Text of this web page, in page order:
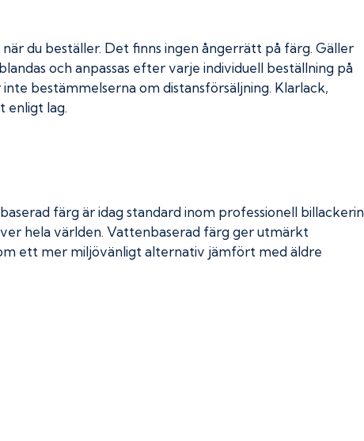
du beställer. Det finns ingen ångerrätt på färg. Gäller
och anpassas efter varje individuell beställning på
bestämmelserna om distansförsäljning. Klarlack,
enligt lag.
färg är idag standard inom professionell
hela världen. Vattenbaserad färg ger utmärkt
ett mer miljövänligt alternativ jämfört med äldre